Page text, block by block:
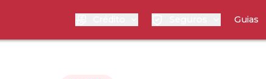
Guias